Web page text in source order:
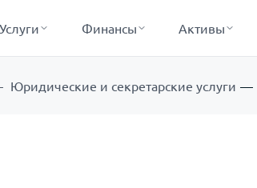
Услуги Финансы Активы
Юридические и секретарские услуги